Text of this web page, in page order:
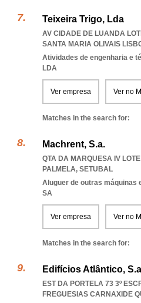
Teixeira Trigo, Lda
AV CIDADE DE LUANDA
SANTA MARIA OLIVAIS
Atividades de engenharia e
LDA
Ver empresa Ver no
Matches in the search for:
Machrent, S.a.
QTA DA MARQUESA IV
PALMELA, SETUBAL
Aluguer de outras máquinas
SA
Ver empresa Ver no
Matches in the search for:
Edifícios Atlântico,
EST DA PORTELA 73 3º
FREGUESIAS CARNAXIDE